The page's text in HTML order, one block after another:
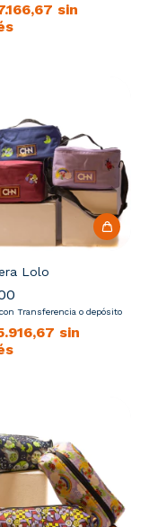
sin
Lolo
con Transferencia o depósito
sin